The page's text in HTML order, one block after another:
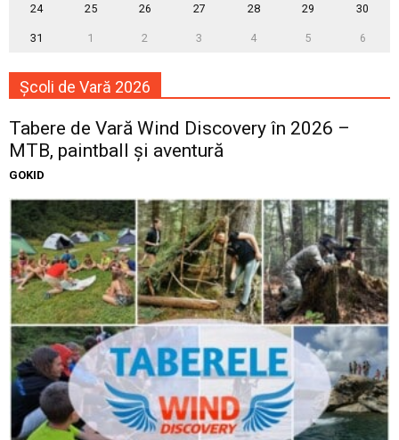
24 25 26 27 28 29 30
31 1 2 3 4 5 6
Școli de Vară 2026
Tabere de Vară Wind Discovery în 2026 –
MTB, paintball și aventură
GOKID